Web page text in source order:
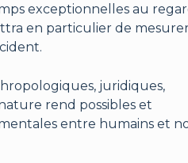
exceptionnelles au
en particulier de
juridiques,
rend possibles et
entre humains et